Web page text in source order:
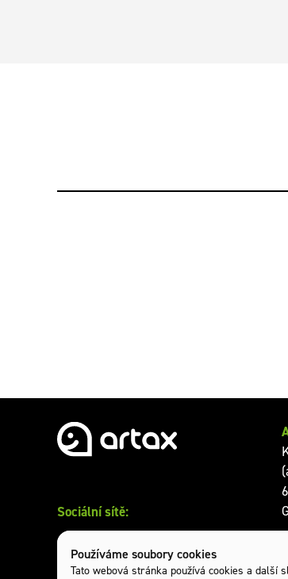
Používáme soubory cookies
Tato webová stránka používá cookies a další
Sociální sítě: